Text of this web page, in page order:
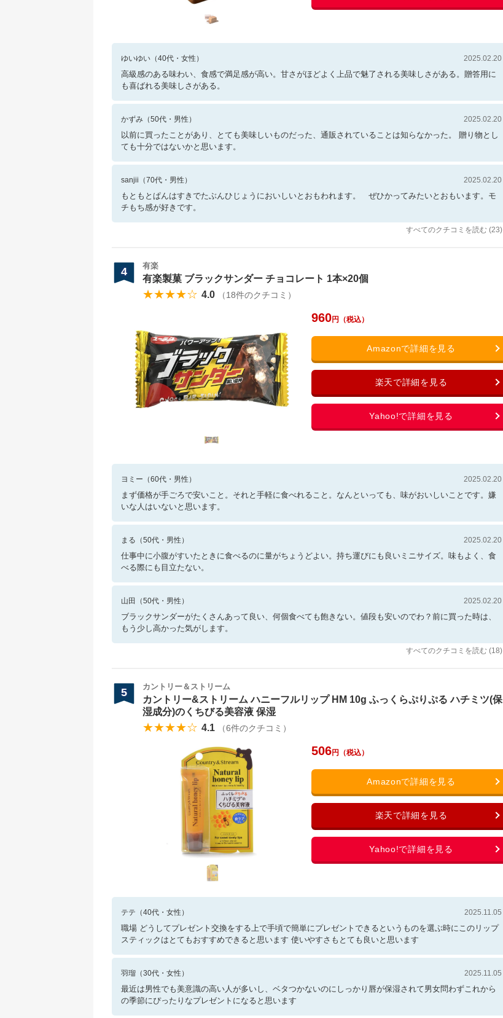
ゆいゆい （40代・ 女性 ） 2025.02.20
高級感のある味わい、食感で満足感が高い。甘さがほどよく上品で魅了される美味しさがある。贈答用に
も喜ばれる美味しさがある。
かずみ （50代・ 男性 ） 2025.02.20
以前に買ったことがあり、とても美味しいものだった、通販されていることは知らなかった。 贈り物とし
ても十分ではないかと思います。
sanjii （70代・ 男性 ） 2025.02.20
もともとぱんはすきでたぶんひじょうにおいしいとおもわれます。 ぜひかってみたいとおもいます。モ
チもち感が好きです。
すべてのクチコミを読む (23)
4 有楽
有楽製菓 ブラックサンダー チョコレート 1本×20個
★★★★☆ 4.0 （18件のクチコミ）
960
ヨミー （60代・ 男性 ） 2025.02.20
まず価格が手ごろで安いこと。それと手軽に食べれること。なんといっても、味がおいしいことです。嫌
いな人はいないと思います。
まる （50代・ 男性 ） 2025.02.20
仕事中に小腹がすいたときに食べるのに量がちょうどよい。持ち運びにも良いミニサイズ。味もよく、食
べる際にも目立たない。
山田 （50代・ 男性 ） 2025.02.20
ブラックサンダーがたくさんあって良い、何個食べても飽きない。値段も安いのでわ？前に買った時は、
もう少し高かった気がします。
すべてのクチコミを読む (18)
5 カントリー＆ストリーム
カントリー&ストリーム ハニーフルリップ HM 10g ふっくらぷりぷる ハチミツ(保
湿成分)のくちびる美容液 保湿
★★★★☆ 4.1 （6件のクチコミ）
506
テテ （40代・ 女性 ） 2025.11.05
職場 どうしてプレゼント交換をする上で手頃で簡単にプレゼントできるというものを選ぶ時にこのリップ
スティックはとてもおすすめできると思います 使いやすさもとても良いと思います
羽瑠 （30代・ 女性 ） 2025.11.05
最近は男性でも美意識の高い人が多いし、ベタつかないのにしっかり唇が保湿されて男女問わずこれから
の季節にぴったりなプレゼントになると思います